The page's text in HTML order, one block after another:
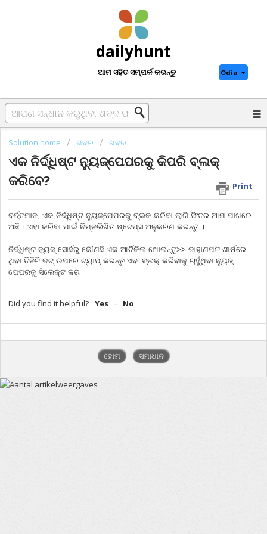
dailyhunt
ଆମ ସହିତ ସମ୍ପର୍କ କରନ୍ତୁ Odia
Solution home ଖବର ଖବର
ଏକ ନିର୍ଦ୍ଧିଷ୍ଟ ନ୍ୟୁଜ୍‌ପେପରକୁ କିପରି ବ୍ଲକ୍‌
କରିବେ?
Print
ବର୍ତ୍ତମାନ, ଏକ ନିର୍ଦ୍ଧିଷ୍ଟ ନ୍ୟୁଜ୍‌ପେପରକୁ ବ୍ଲକ କରିବା ଲାଗି ଫିଚର ଆମ ପାଖରେ
ଅଛି । ଏହା କରିବା ପାଇଁ ନିମ୍ନଲିଖିତ ଷ୍ଟେପ୍‌ସ ଅନୁକରଣ କରନ୍ତୁ ।
ନିର୍ଦ୍ଧିଷ୍ଟ ନ୍ୟୁଜ୍‌ ସୋର୍ସରୁ କୌଣସି ଏକ ଆର୍ଟିକିଲ ଖୋଲନ୍ତୁ>> ଡାହାଣପଟ ଶୀର୍ଷରେ
ଥିବା ତିନିଟି ଡଟ୍‌ ଉପରେ ଟ୍ୟାପ୍‌ କରନ୍ତୁ ଏବଂ ବ୍ଲକ୍‌ କରିବାକୁ ଚାହୁଁଥିବା ନ୍ୟୁଜ୍‌
ପେପରକୁ ସିଲେକ୍ଟ କର
Did you find it helpful? Yes No
ହୋମ ସମାଧାନ